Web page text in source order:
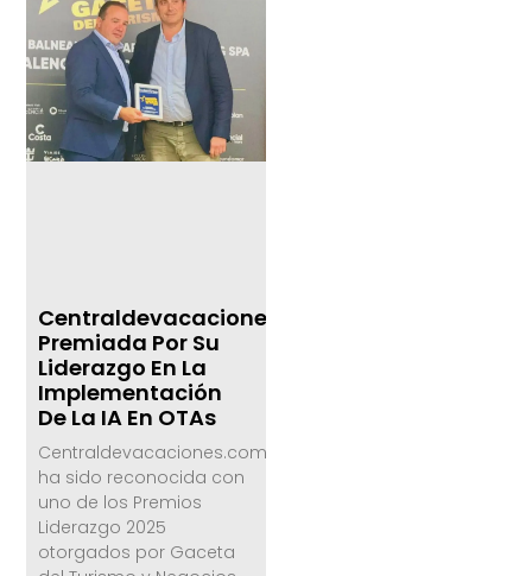
Centraldevacaciones.com,
Premiada Por Su
Liderazgo En La
Implementación
De La IA En OTAs
Centraldevacaciones.com
ha sido reconocida con
uno de los Premios
Liderazgo 2025
otorgados por Gaceta